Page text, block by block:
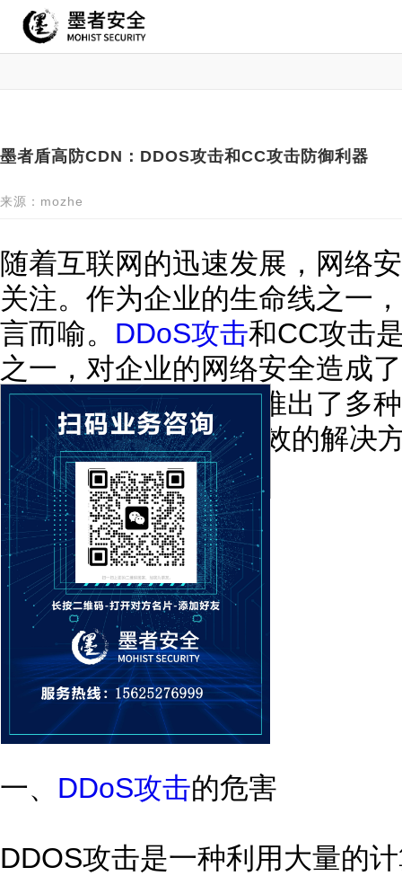
墨者盾高防CDN：DDOS攻击和CC攻击防御利器
来源：mozhe
随着互联网的迅速发展，网络
关注。作为企业的生命线之一
言而喻。 DDoS攻击和CC攻击
之一，对企业的网络安全造成
攻击，网络安全公司推出了多
防CDN是一种非常有效的解决
一、 DDoS攻击的危害
DDOS攻击是一种利用大量的